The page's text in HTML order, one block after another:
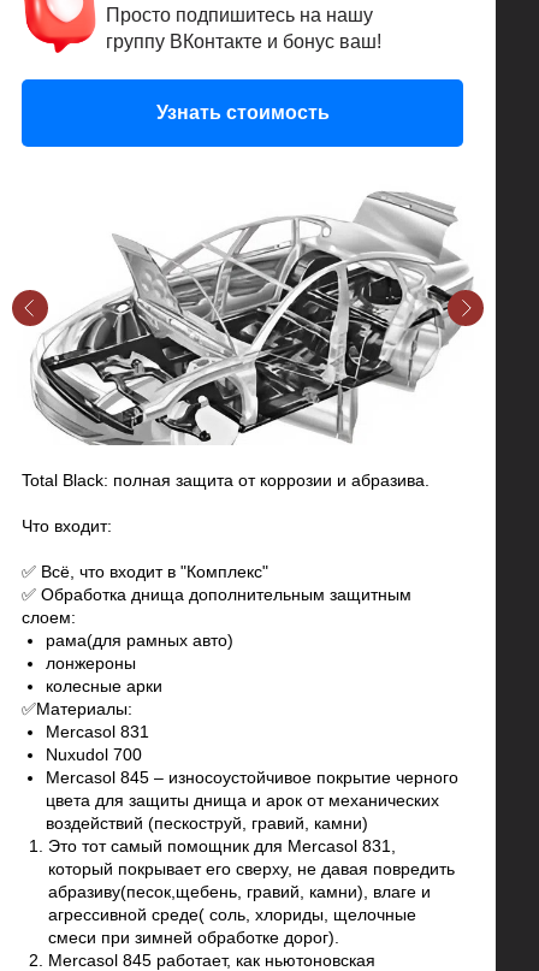
Просто подпишитесь на нашу
группу ВКонтакте и бонус ваш!
Узнать стоимость
Total Black: полная защита от коррозии и абразива.
Что входит:
✅ Всё, что входит в "Комплекс"
✅ Обработка днища дополнительным защитным
слоем:
рама(для рамных авто)
лонжероны
колесные арки
✅Материалы:
Mercasol 831
Nuxudol 700
Mercasol 845 – износоустойчивое покрытие черного
цвета для защиты днища и арок от механических
воздействий (пескоструй, гравий, камни)
Это тот самый помощник для Mercasol 831,
который покрывает его сверху, не давая повредить
абразиву(песок,щебень, гравий, камни), влаге и
агрессивной среде( соль, хлориды, щелочные
смеси при зимней обработке дорог).
Mercasol 845 работает, как ньютоновская